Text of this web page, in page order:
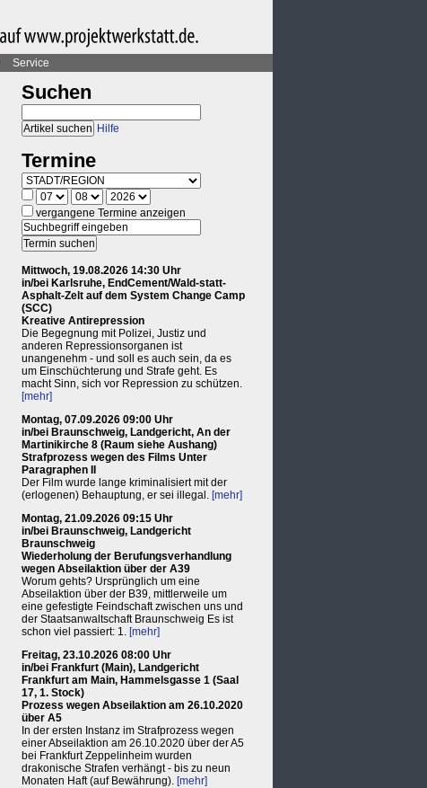
Service
Suchen
Hilfe
Termine
vergangene Termine anzeigen
Mittwoch, 19.08.2026 14:30 Uhr
in/bei Karlsruhe, EndCement/Wald-statt-
Asphalt-Zelt auf dem System Change Camp
(SCC)
Kreative Antirepression
Die Begegnung mit Polizei, Justiz und
anderen Repressionsorganen ist
unangenehm - und soll es auch sein, da es
um Einschüchterung und Strafe geht. Es
macht Sinn, sich vor Repression zu schützen.
[mehr]
Montag, 07.09.2026 09:00 Uhr
in/bei Braunschweig, Landgericht, An der
Martinikirche 8 (Raum siehe Aushang)
Strafprozess wegen des Films Unter
Paragraphen II
Der Film wurde lange kriminalisiert mit der
(erlogenen) Behauptung, er sei illegal. [mehr]
Montag, 21.09.2026 09:15 Uhr
in/bei Braunschweig, Landgericht
Braunschweig
Wiederholung der Berufungsverhandlung
wegen Abseilaktion über der A39
Worum gehts? Ursprünglich um eine
Abseilaktion über der B39, mittlerweile um
eine gefestigte Feindschaft zwischen uns und
der Staatsanwaltschaft Braunschweig Es ist
schon viel passiert: 1. [mehr]
Freitag, 23.10.2026 08:00 Uhr
in/bei Frankfurt (Main), Landgericht
Frankfurt am Main, Hammelsgasse 1 (Saal
17, 1. Stock)
Prozess wegen Abseilaktion am 26.10.2020
über A5
In der ersten Instanz im Strafprozess wegen
einer Abseilaktion am 26.10.2020 über der A5
bei Frankfurt Zeppelinheim wurden
drakonische Strafen verhängt - bis zu neun
Monaten Haft (auf Bewährung). [mehr]